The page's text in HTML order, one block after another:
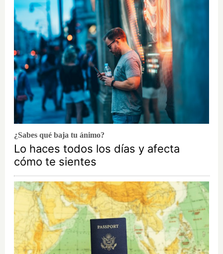
¿Sabes qué baja tu ánimo?
Lo haces todos los días y afecta
cómo te sientes